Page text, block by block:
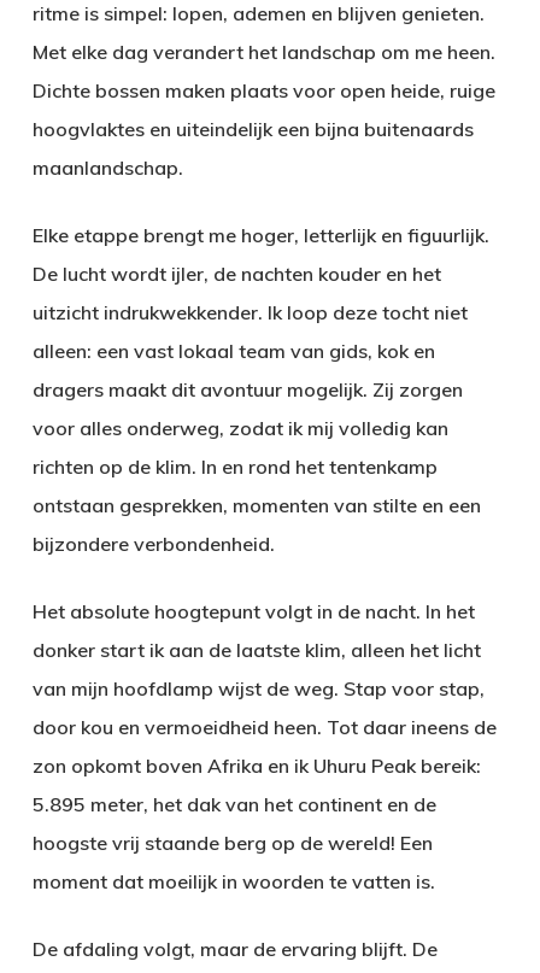
ritme is simpel: lopen, ademen en blijven genieten.
Met elke dag verandert het landschap om me heen.
Dichte bossen maken plaats voor open heide, ruige
hoogvlaktes en uiteindelijk een bijna buitenaards
maanlandschap.
Elke etappe brengt me hoger, letterlijk en figuurlijk.
De lucht wordt ijler, de nachten kouder en het
uitzicht indrukwekkender. Ik loop deze tocht niet
alleen: een vast lokaal team van gids, kok en
dragers maakt dit avontuur mogelijk. Zij zorgen
voor alles onderweg, zodat ik mij volledig kan
richten op de klim. In en rond het tentenkamp
ontstaan gesprekken, momenten van stilte en een
bijzondere verbondenheid.
Het absolute hoogtepunt volgt in de nacht. In het
donker start ik aan de laatste klim, alleen het licht
van mijn hoofdlamp wijst de weg. Stap voor stap,
door kou en vermoeidheid heen. Tot daar ineens de
zon opkomt boven Afrika en ik Uhuru Peak bereik:
5.895 meter, het dak van het continent en de
hoogste vrij staande berg op de wereld! Een
moment dat moeilijk in woorden te vatten is.
De afdaling volgt, maar de ervaring blijft. De